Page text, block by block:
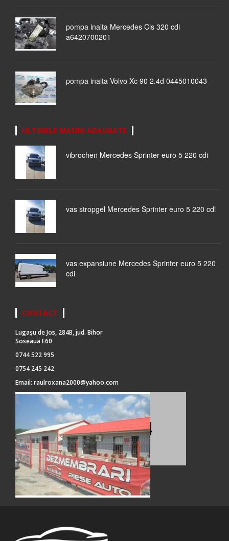
pompa inalta Mercedes Cls 320 cdi
a6420700201
pompa inalta Volvo Xc 90 2.4d 0445010043
ULTIMELE MASINI ADAUGATE
vibrochen Mercedes Sprinter euro 5 220 cdi
vas stropgel Mercedes Sprinter euro 5 220 cdi
vas expansiune Mercedes Sprinter euro 5 220
cdi
CONTACT
Lugașu de Jos, 284B, jud. Bihor
Soseaua E60
0744 522 995
0754 245 242
Email: raulroxana2000@yahoo.com